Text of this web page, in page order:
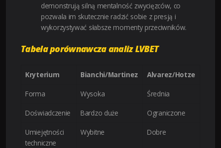
demonstrują silną mentalność zwycięzców, co
pozwala im skutecznie radzić sobie z presją i
wykorzystywać słabsze momenty przeciwników.
Tabela porównawcza analiz LVBET
Kryterium Bianchi/Martinez Alvarez/Hotze
Forma Wysoka Średnia
Doświadczenie Bardzo duże Ograniczone
Umiejętności
techniczne
Wybitne Dobre